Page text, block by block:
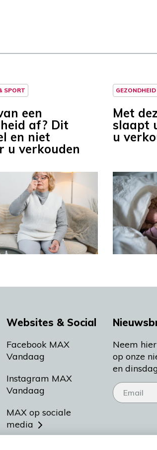
SPORT
een
af? Dit
en niet
u verkouden
Met
slaapt
u
Websites & Social
Facebook MAX
Vandaag
Instagram MAX
Vandaag
MAX op sociale
media
Neem
op onze
en